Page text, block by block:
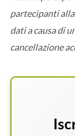
partecipanti
dati a causa di
cancellazione